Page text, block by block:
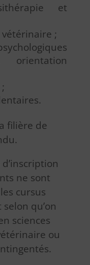
et
;
orientation
filière de
ne sont
cursus
qu’on
sciences
ou